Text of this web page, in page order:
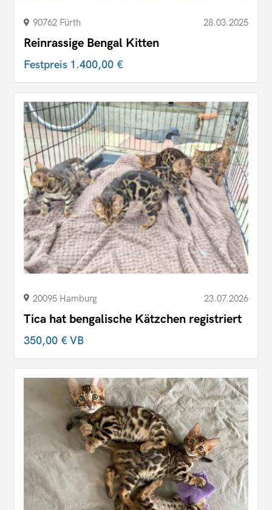
90762 Fürth 28.03.2025
Reinrassige Bengal Kitten
Festpreis 1.400,00 €
20095 Hamburg 23.07.2026
Tica hat bengalische Kätzchen registriert
350,00 €VB